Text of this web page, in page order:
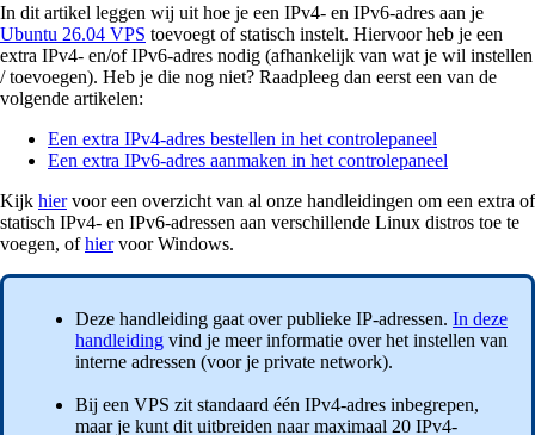
In dit artikel leggen wij uit hoe je een IPv4- en IPv6-adres aan je
Ubuntu 26.04 VPS toevoegt of statisch instelt. Hiervoor heb je een
extra IPv4- en/of IPv6-adres nodig (afhankelijk van wat je wil instellen
/ toevoegen). Heb je die nog niet? Raadpleeg dan eerst een van de
volgende artikelen:
Een extra IPv4-adres bestellen in het controlepaneel
Een extra IPv6-adres aanmaken in het controlepaneel
Kijk hiervoor een overzicht van al onze handleidingen om een extra of
statisch IPv4- en IPv6-adressen aan verschillende Linux distros toe te
voegen, ofhiervoor Windows.
Deze handleiding gaat over publieke IP-adressen. In deze
handleiding vind je meer informatie over het instellen van
interne adressen (voor je private network).
Bij een VPS zit standaard één IPv4-adres inbegrepen,
maar je kunt dit uitbreiden naar maximaal 20 IPv4-